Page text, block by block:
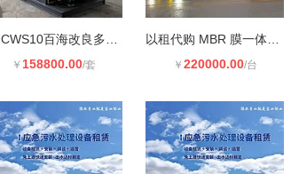
￥ 158800.00/套 ￥ 220000.00/台